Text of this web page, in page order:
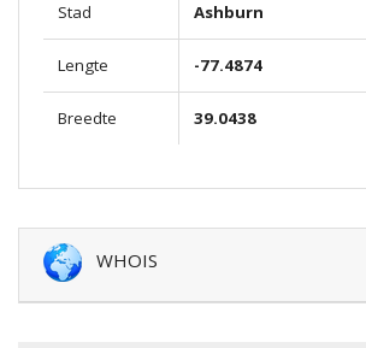
Stad Ashburn
Lengte -77.4874
Breedte 39.0438
WHOIS